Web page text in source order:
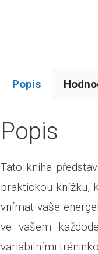
Popis
Popis
Tato kniha
praktickou knížku,
vnímat vaše
ve vašem
variabilními